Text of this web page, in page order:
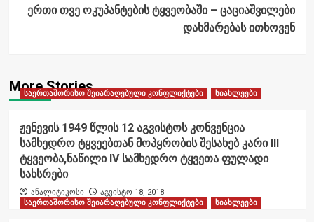
ერთი თვე ოკუპანტების ტყვეობაში – ცაციაშვილები
დახმარებას ითხოვენ
More Stories
საერთაშორისო შეიარაღებული კონფლიქტები სიახლეები
ჟენევის 1949 წლის 12 აგვისტოს კონვენცია
სამხედრო ტყვეებთან მოპყრობის შესახებ კარი III
ტყვეობა,ნაწილი IV სამხედრო ტყვეთა ფულადი
სახსრები
ანალიტიკოსი
აგვისტო 18, 2018
საერთაშორისო შეიარაღებული კონფლიქტები
სიახლეები